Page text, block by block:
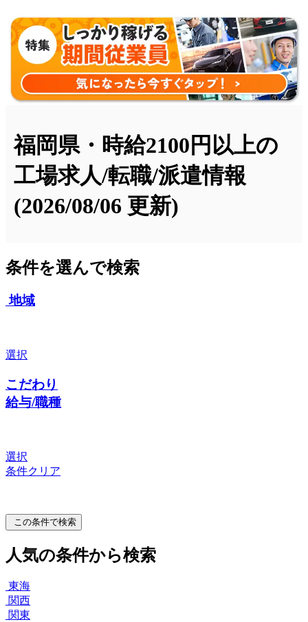
福岡県・時給2100円以上の
工場求人/転職/派遣情報
(2026/08/06 更新)
条件を選んで検索
地域
選択
こだわり
給与/職種
選択
条件クリア
この条件で検索
人気の条件から検索
東海
関西
関東